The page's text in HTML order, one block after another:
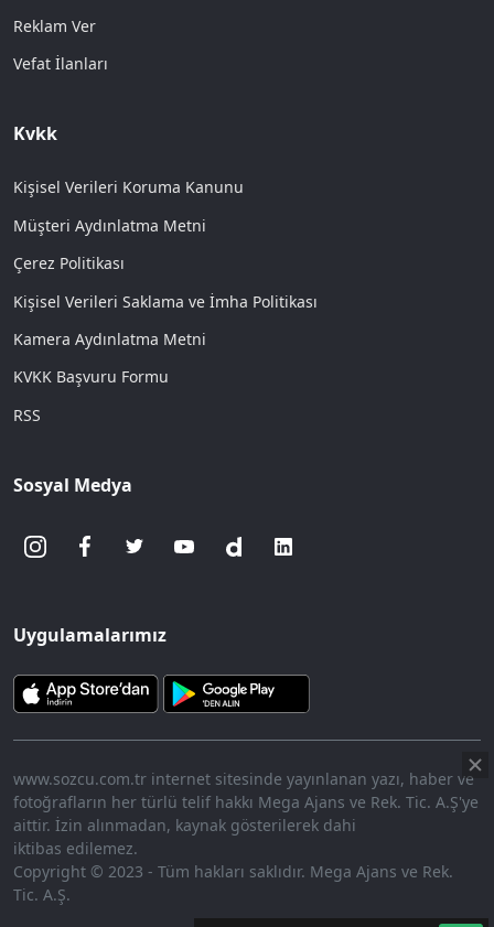
Aç
7.91%
Reklam Ver
Vefat İlanları
Kvkk
Kişisel Verileri Koruma Kanunu
Müşteri Aydınlatma Metni
Çerez Politikası
Kişisel Verileri Saklama ve İmha Politikası
Kamera Aydınlatma Metni
KVKK Başvuru Formu
RSS
Sosyal Medya
Uygulamalarımız
www.sozcu.com.tr internet sitesinde yayınlanan yazı, haber ve
fotoğrafların her türlü telif hakkı Mega Ajans ve Rek. Tic. A.Ş'ye
aittir. İzin alınmadan, kaynak gösterilerek dahi
iktibas edilemez.
Copyright © 2023 - Tüm hakları saklıdır. Mega Ajans ve Rek.
Tic. A.Ş.